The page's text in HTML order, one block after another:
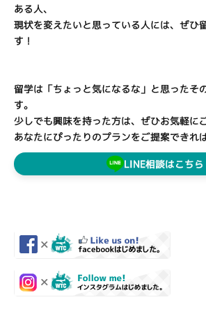
ある人、
現状を変えたいと思っている人には、ぜひ
す！
留学は「ちょっと気になるな」と思ったそ
す。
少しでも興味を持った方は、ぜひお気軽に
あなたにぴったりのプランをご提案できれ
LINE相談はこちら